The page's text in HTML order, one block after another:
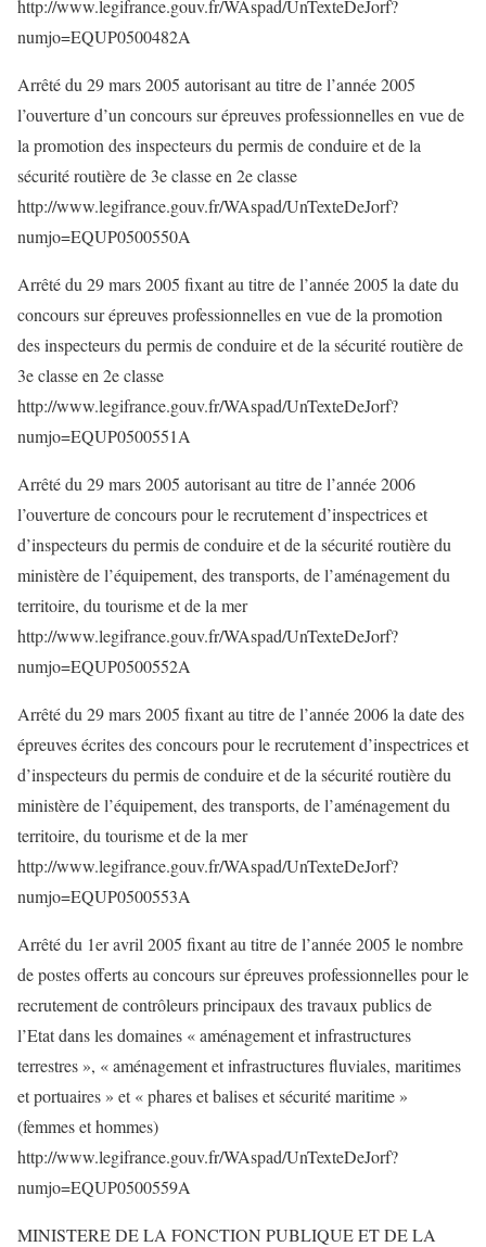
http://www.legifrance.gouv.fr/WAspad/UnTexteDeJorf?
numjo=EQUP0500482A
Arrêté du 29 mars 2005 autorisant au titre de l’année 2005
l’ouverture d’un concours sur épreuves professionnelles en vue de
la promotion des inspecteurs du permis de conduire et de la
sécurité routière de 3e classe en 2e classe
http://www.legifrance.gouv.fr/WAspad/UnTexteDeJorf?
numjo=EQUP0500550A
Arrêté du 29 mars 2005 fixant au titre de l’année 2005 la date du
concours sur épreuves professionnelles en vue de la promotion
des inspecteurs du permis de conduire et de la sécurité routière de
3e classe en 2e classe
http://www.legifrance.gouv.fr/WAspad/UnTexteDeJorf?
numjo=EQUP0500551A
Arrêté du 29 mars 2005 autorisant au titre de l’année 2006
l’ouverture de concours pour le recrutement d’inspectrices et
d’inspecteurs du permis de conduire et de la sécurité routière du
ministère de l’équipement, des transports, de l’aménagement du
territoire, du tourisme et de la mer
http://www.legifrance.gouv.fr/WAspad/UnTexteDeJorf?
numjo=EQUP0500552A
Arrêté du 29 mars 2005 fixant au titre de l’année 2006 la date des
épreuves écrites des concours pour le recrutement d’inspectrices et
d’inspecteurs du permis de conduire et de la sécurité routière du
ministère de l’équipement, des transports, de l’aménagement du
territoire, du tourisme et de la mer
http://www.legifrance.gouv.fr/WAspad/UnTexteDeJorf?
numjo=EQUP0500553A
Arrêté du 1er avril 2005 fixant au titre de l’année 2005 le nombre
de postes offerts au concours sur épreuves professionnelles pour le
recrutement de contrôleurs principaux des travaux publics de
l’Etat dans les domaines « aménagement et infrastructures
terrestres », « aménagement et infrastructures fluviales, maritimes
et portuaires » et « phares et balises et sécurité maritime »
(femmes et hommes)
http://www.legifrance.gouv.fr/WAspad/UnTexteDeJorf?
numjo=EQUP0500559A
MINISTERE DE LA FONCTION PUBLIQUE ET DE LA